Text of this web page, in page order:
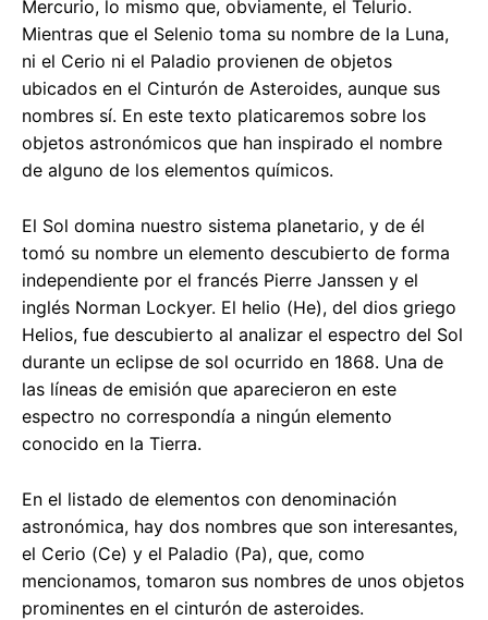
Mercurio, lo mismo que, obviamente, el Telurio.
Mientras que el Selenio toma su nombre de la Luna,
ni el Cerio ni el Paladio provienen de objetos
ubicados en el Cinturón de Asteroides, aunque sus
nombres sí. En este texto platicaremos sobre los
objetos astronómicos que han inspirado el nombre
de alguno de los elementos químicos.
El Sol domina nuestro sistema planetario, y de él
tomó su nombre un elemento descubierto de forma
independiente por el francés Pierre Janssen y el
inglés Norman Lockyer. El helio (He), del dios griego
Helios, fue descubierto al analizar el espectro del Sol
durante un eclipse de sol ocurrido en 1868. Una de
las líneas de emisión que aparecieron en este
espectro no correspondía a ningún elemento
conocido en la Tierra.
En el listado de elementos con denominación
astronómica, hay dos nombres que son interesantes,
el Cerio (Ce) y el Paladio (Pa), que, como
mencionamos, tomaron sus nombres de unos objetos
prominentes en el cinturón de asteroides.